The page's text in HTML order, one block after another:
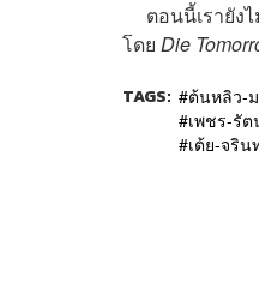
ตอนนี้เรายังไ
โดย Die
TAGS: ต้นหลิว-
เพชร-รั
เต้ย-จริน